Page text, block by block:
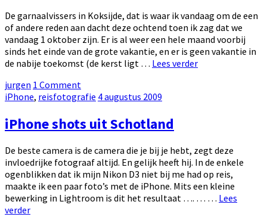
De garnaalvissers in Koksijde, dat is waar ik vandaag om de een
of andere reden aan dacht deze ochtend toen ik zag dat we
vandaag 1 oktober zijn. Er is al weer een hele maand voorbij
sinds het einde van de grote vakantie, en er is geen vakantie in
de nabije toekomst (de kerst ligt … Lees verderGarnaalvissers
by
jurgen 1 Comment
Categories:
iPhone, reisfotografie Posted
4 augustus 2009
iPhone shots uit Schotland
De beste camera is de camera die je bij je hebt, zegt deze
invloedrijke fotograaf altijd. En gelijk heeft hij. In de enkele
ogenblikken dat ik mijn Nikon D3 niet bij me had op reis,
maakte ik een paar foto’s met de iPhone. Mits een kleine
bewerking in Lightroom is dit het resultaat …. … … Lees
verderiPhone